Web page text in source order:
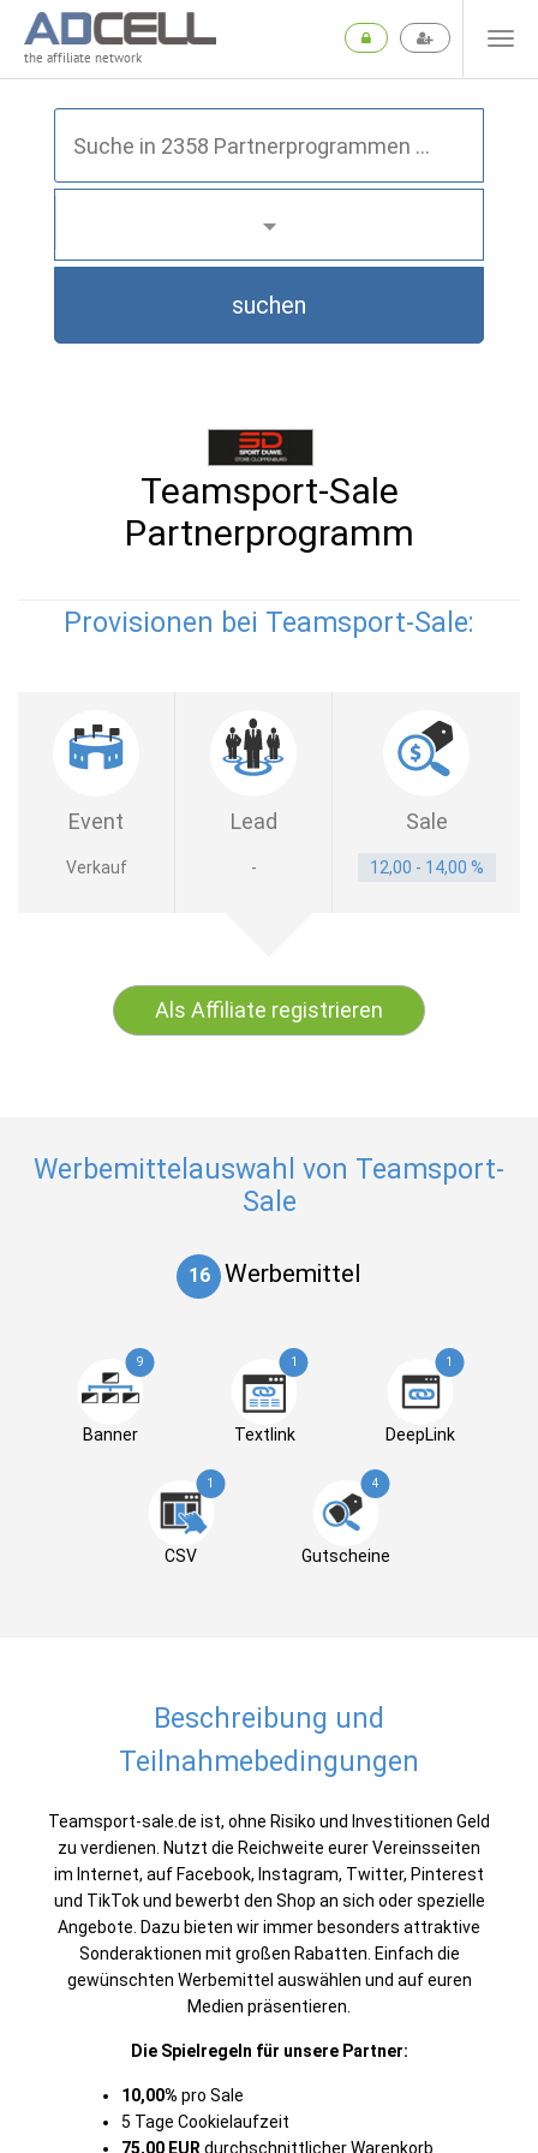
the affiliate network
suchen
Teamsport-Sale
Partnerprogramm
Provisionen bei Teamsport-Sale:
Event Lead Sale
Verkauf - 12,00 - 14,00 %
Als Affiliate registrieren
Werbemittelauswahl von Teamsport-
Sale
16 Werbemittel
9
Banner
1
Textlink
1
DeepLink
1
CSV
4
Gutscheine
Beschreibung und
Teilnahmebedingungen
Teamsport-sale.de ist, ohne Risiko und Investitionen Geld
zu verdienen. Nutzt die Reichweite eurer Vereinsseiten
im Internet, auf Facebook, Instagram, Twitter, Pinterest
und TikTok und bewerbt den Shop an sich oder spezielle
Angebote. Dazu bieten wir immer besonders attraktive
Sonderaktionen mit großen Rabatten. Einfach die
gewünschten Werbemittel auswählen und auf euren
Medien präsentieren.
Die Spielregeln für unsere Partner:
10,00% pro Sale
5 Tage Cookielaufzeit
75,00 EUR durchschnittlicher Warenkorb